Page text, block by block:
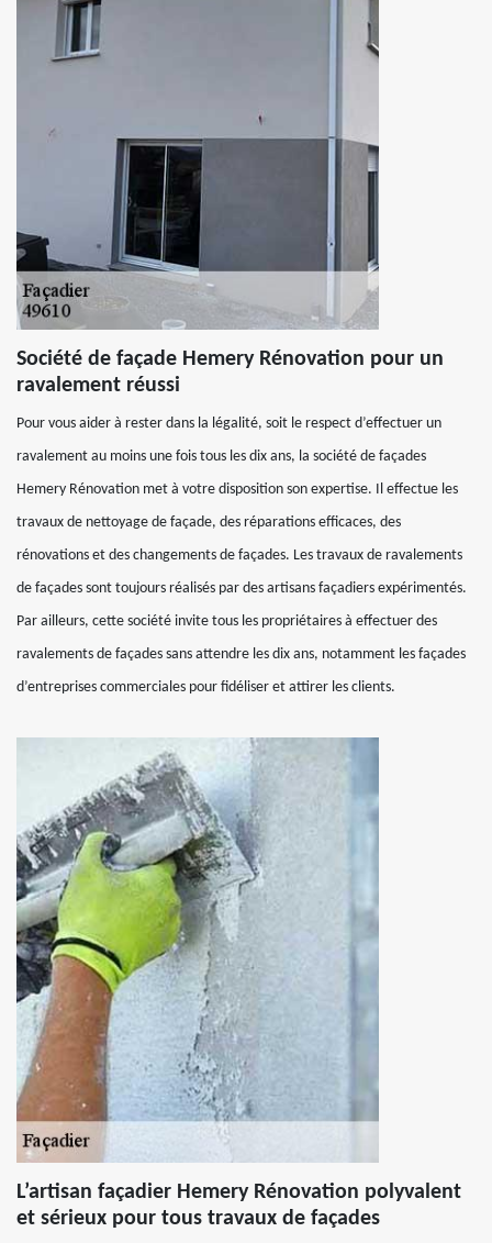
Société de façade Hemery Rénovation pour un
ravalement réussi
Pour vous aider à rester dans la légalité, soit le respect d’effectuer un
ravalement au moins une fois tous les dix ans, la société de façades
Hemery Rénovation met à votre disposition son expertise. Il effectue les
travaux de nettoyage de façade, des réparations efficaces, des
rénovations et des changements de façades. Les travaux de ravalements
de façades sont toujours réalisés par des artisans façadiers expérimentés.
Par ailleurs, cette société invite tous les propriétaires à effectuer des
ravalements de façades sans attendre les dix ans, notamment les façades
d’entreprises commerciales pour fidéliser et attirer les clients.
L’artisan façadier Hemery Rénovation polyvalent
et sérieux pour tous travaux de façades